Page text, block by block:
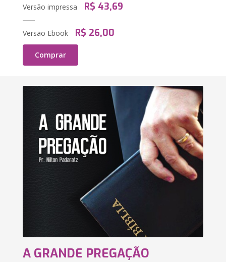
Versão impressa R$ 43,69
Versão Ebook R$ 26,00
Comprar
A GRANDE PREGAÇÃO